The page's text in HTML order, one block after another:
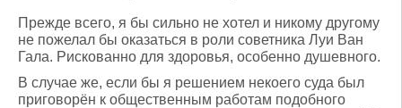
Прежде всего, я бы сильно не хотел и никому другому
не пожелал бы оказаться в роли советника Луи Ван
Гала. Рискованно для здоровья, особенно душевного.
В случае же, если бы я решением некоего суда был
приговорён к общественным работам подобного